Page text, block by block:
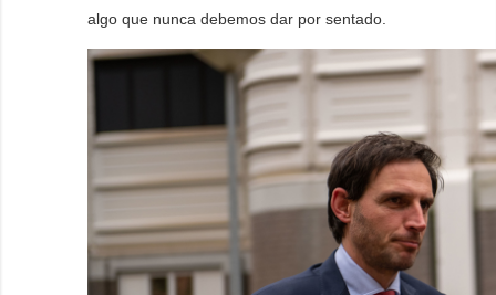
algo que nunca debemos dar por sentado.